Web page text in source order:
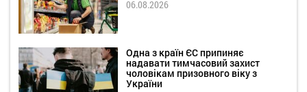
06.08.2026
Одна з країн ЄС припиняє
надавати тимчасовий захист
чоловікам призовного віку з
України